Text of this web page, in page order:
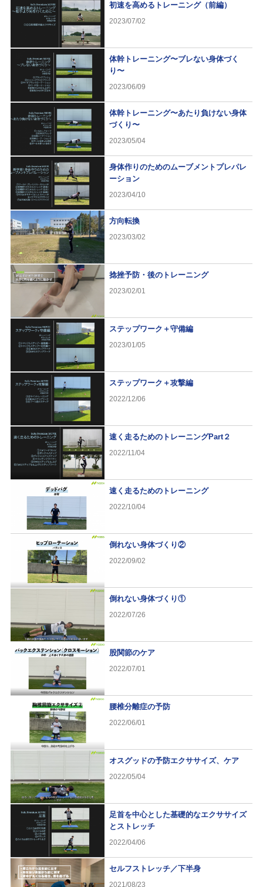
初速を高めるトレーニング（前編）
2023/07/02
体幹トレーニング〜ブレない身体づく
り〜
2023/06/09
体幹トレーニング〜あたり負けない身体
づくり〜
2023/05/04
身体作りのためのムーブメントプレパレ
ーション
2023/04/10
方向転換
2023/03/02
捻挫予防・後のトレーニング
2023/02/01
ステップワーク＋守備編
2023/01/05
ステップワーク＋攻撃編
2022/12/06
速く走るためのトレーニングPart２
2022/11/04
速く走るためのトレーニング
2022/10/04
倒れない身体づくり②
2022/09/02
倒れない身体づくり①
2022/07/26
股関節のケア
2022/07/01
腰椎分離症の予防
2022/06/01
オスグッドの予防エクササイズ、ケア
2022/05/04
足首を中心とした基礎的なエクササイズ
とストレッチ
2022/04/06
セルフストレッチ／下半身
2021/08/23